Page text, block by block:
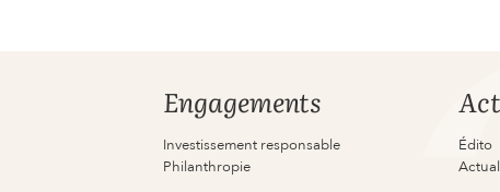
Engagements
Investissement responsable
Philanthropie
Édito